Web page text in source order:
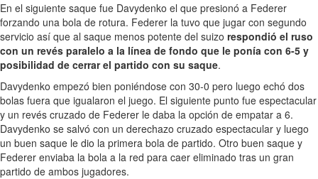
En el siguiente saque fue Davydenko el que presionó a Federer
forzando una bola de rotura. Federer la tuvo que jugar con segundo
servicio así que al saque menos potente del suizo respondió el ruso
con un revés paralelo a la línea de fondo que le ponía con 6-5 y
posibilidad de cerrar el partido con su saque.
Davydenko empezó bien poniéndose con 30-0 pero luego echó dos
bolas fuera que igualaron el juego. El siguiente punto fue espectacular
y un revés cruzado de Federer le daba la opción de empatar a 6.
Davydenko se salvó con un derechazo cruzado espectacular y luego
un buen saque le dio la primera bola de partido. Otro buen saque y
Federer enviaba la bola a la red para caer eliminado tras un gran
partido de ambos jugadores.